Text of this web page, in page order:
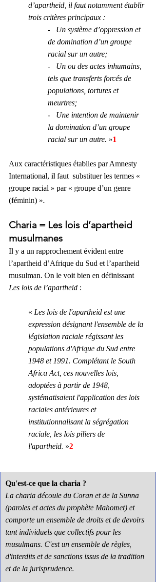
d’apartheid, il faut notamment établir
trois critères principaux :
- Un système d’oppression et
de domination d’un groupe
racial sur un autre;
- Un ou des actes inhumains,
tels que transferts forcés de
populations, tortures et
meurtres;
- Une intention de maintenir
la domination d’un groupe
racial sur un autre. »1
Aux caractéristiques établies par Amnesty
International, il faut  substituer les termes «
groupe racial » par « groupe d’un genre
(féminin) ».
Charia = Les lois d’apartheid
musulmanes
Il y a un rapprochement évident entre
l’apartheid d’Afrique du Sud et l’apartheid
musulman. On le voit bien en définissant
Les lois de l’apartheid :
« Les lois de l'apartheid est une
expression désignant l'ensemble de la
législation raciale régissant les
populations d'Afrique du Sud entre
1948 et 1991. Complétant le South
Africa Act, ces nouvelles lois,
adoptées à partir de 1948,
systématisaient l'application des lois
raciales antérieures et
institutionnalisant la ségrégation
raciale, les lois piliers de
l'apartheid. »2
Qu'est-ce que la charia ?
La charia découle du Coran et de la Sunna
(paroles et actes du prophète Mahomet) et
comporte un ensemble de droits et de devoirs
tant individuels que collectifs pour les
musulmans. C'est un ensemble de règles,
d'interdits et de sanctions issus de la tradition
et de la jurisprudence.